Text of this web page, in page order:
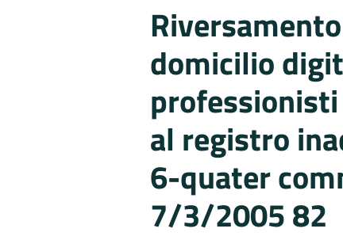
domicilio
al registro
6-quater
7/3/2005 82